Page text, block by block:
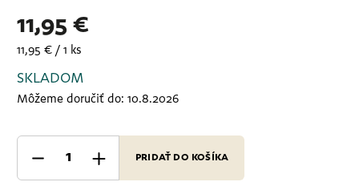
11,95 €
11,95 € / 1 ks
SKLADOM
Môžeme doručiť do: 10.8.2026
PRIDAŤ DO KOŠÍKA